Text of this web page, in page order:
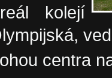
kolejí
centra